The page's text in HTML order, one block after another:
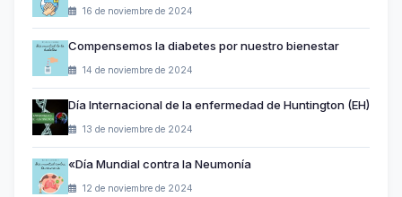
16 de noviembre de 2024
Compensemos la diabetes por nuestro bienestar
14 de noviembre de 2024
Día Internacional de la enfermedad de Huntington (EH)
13 de noviembre de 2024
«Día Mundial contra la Neumonía
12 de noviembre de 2024